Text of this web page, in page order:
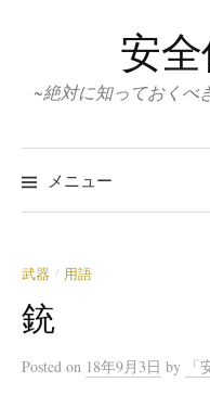
ン
ス
キ
プ
安
~絶対に知っておくべ
メニュー
武器 / 用語
銃
Posted on 18年9月3日 by